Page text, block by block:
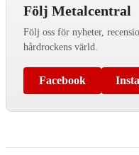
Följ Metalcentral
Följ oss för nyheter,
hårdrockens värld.
Facebook